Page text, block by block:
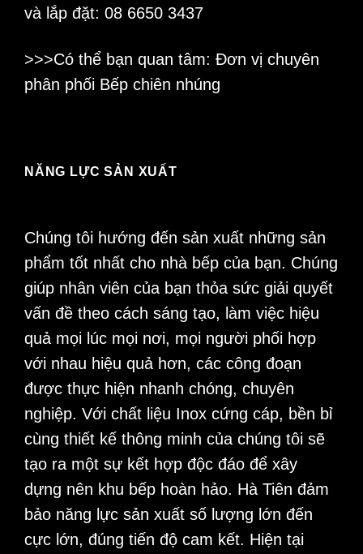
và lắp đặt: 08 6650 3437
>>>Có thể bạn quan tâm: Đơn vị chuyên
phân phối Bếp chiên nhúng
NĂNG LỰC SẢN XUẤT
Chúng tôi hướng đến sản xuất những sản
phẩm tốt nhất cho nhà bếp của bạn. Chúng
giúp nhân viên của bạn thỏa sức giải quyết
vấn đề theo cách sáng tạo, làm việc hiệu
quả mọi lúc mọi nơi, mọi người phối hợp
với nhau hiệu quả hơn, các công đoạn
được thực hiện nhanh chóng, chuyên
nghiệp. Với chất liệu Inox cứng cáp, bền bỉ
cùng thiết kế thông minh của chúng tôi sẽ
tạo ra một sự kết hợp độc đáo để xây
dựng nên khu bếp hoàn hảo. Hà Tiên đảm
bảo năng lực sản xuất số lượng lớn đến
cực lớn, đúng tiến độ cam kết. Hiện tại